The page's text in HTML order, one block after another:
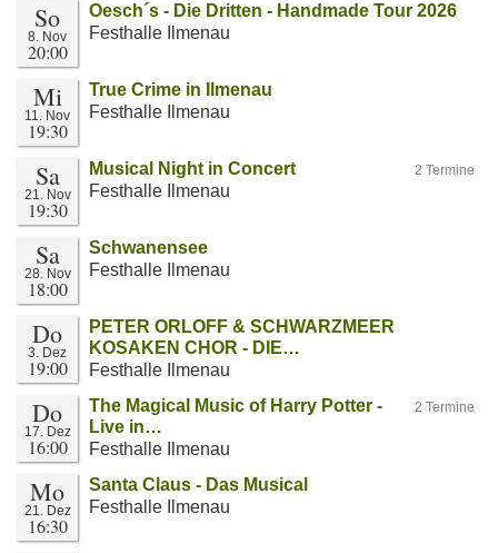
So
8. Nov
20:00
Oesch´s - Die Dritten - Handmade Tour 2026
Festhalle Ilmenau
Mi
11. Nov
19:30
True Crime in Ilmenau
Festhalle Ilmenau
Sa
21. Nov
19:30
2 Termine
Musical Night in Concert
Festhalle Ilmenau
Sa
28. Nov
18:00
Schwanensee
Festhalle Ilmenau
Do
3. Dez
19:00
PETER ORLOFF & SCHWARZMEER
KOSAKEN CHOR - DIE…
Festhalle Ilmenau
Do
17. Dez
16:00
2 Termine
The Magical Music of Harry Potter -
Live in…
Festhalle Ilmenau
Mo
21. Dez
16:30
Santa Claus - Das Musical
Festhalle Ilmenau